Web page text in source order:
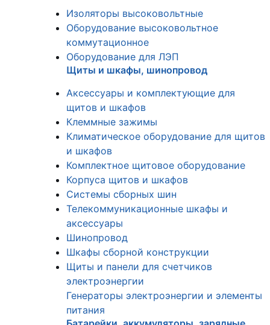
Изоляторы высоковольтные
Оборудование высоковольтное
коммутационное
Оборудование для ЛЭП
Щиты и шкафы, шинопровод
Аксессуары и комплектующие для
щитов и шкафов
Клеммные зажимы
Климатическое оборудование для щитов
и шкафов
Комплектное щитовое оборудование
Корпуса щитов и шкафов
Системы сборных шин
Телекоммуникационные шкафы и
аксессуары
Шинопровод
Шкафы сборной конструкции
Щиты и панели для счетчиков
электроэнергии
Генераторы электроэнергии и элементы
питания